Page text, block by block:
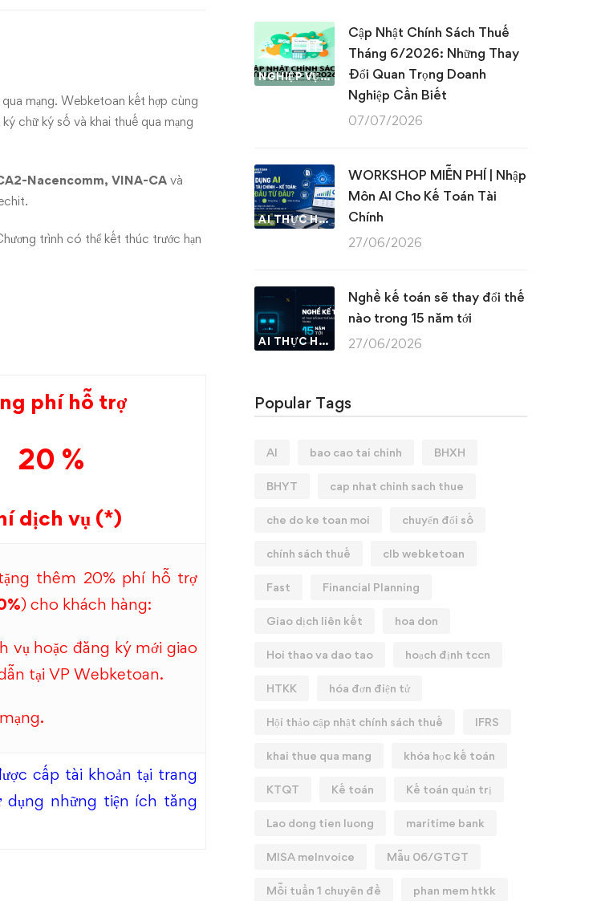
mạng. Webketoan kết hợp cùng
chữ ký số và khai thuế qua mạng
Nacencomm, VINA-CA và
trình có thể kết thúc trước hạn
phí hỗ trợ
20 %
dịch vụ (*)
thêm 20% phí hỗ trợ
) cho khách hàng:
vụ hoặc đăng ký mới giao
tại VP Webketoan.
cấp tài khoản tại trang
dụng những tiện ích tăng
NGHIỆP VỤ KẾ TOÁN & THUẾ
Cập Nhật Chính Sách Thuế
Tháng 6/2026: Những Thay
Đổi Quan Trọng Doanh
Nghiệp Cần Biết
07/07/2026
AI THỰC HÀNH
WORKSHOP MIỄN PHÍ | Nhập
Môn AI Cho Kế Toán Tài
Chính
27/06/2026
AI THỰC HÀNH
Nghề kế toán sẽ thay đổi thế
nào trong 15 năm tới
27/06/2026
Popular Tags
AI bao cao tai chinh BHXH
BHYT cap nhat chinh sach thue
che do ke toan moi chuyển đổi số
chính sách thuế clb webketoan
Fast Financial Planning
Giao dịch liên kết hoa don
Hoi thao va dao tao hoạch định tccn
HTKK hóa đơn điện tử
Hội thảo cập nhật chính sách thuế IFRS
khai thue qua mang khóa học kế toán
KTQT Kế toán Kế toán quản trị
Lao dong tien luong maritime bank
MISA meInvoice Mẫu 06/GTGT
Mỗi tuần 1 chuyên đề phan mem htkk